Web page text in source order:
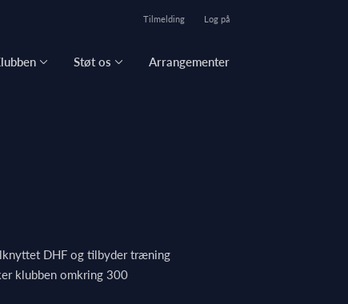
Tilmelding Log på
Støt os Arrangementer
DHF og tilbyder træning
klubben omkring 300